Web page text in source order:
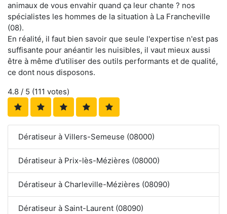
animaux de vous envahir quand ça leur chante ? nos
spécialistes les hommes de la situation à La Francheville
(08).
En réalité, il faut bien savoir que seule l'expertise n'est pas
suffisante pour anéantir les nuisibles, il vaut mieux aussi
être à même d'utiliser des outils performants et de qualité,
ce dont nous disposons.
4.8 / 5 (111 votes)
Dératiseur à Villers-Semeuse (08000)
Dératiseur à Prix-lès-Mézières (08000)
Dératiseur à Charleville-Mézières (08090)
Dératiseur à Saint-Laurent (08090)